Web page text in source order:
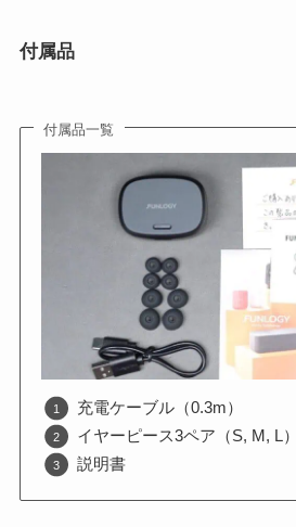
付属品
付属品一覧
充電ケーブル（0.3m）
イヤーピース3ペア（S, M, L）
説明書